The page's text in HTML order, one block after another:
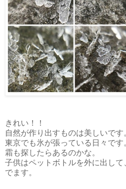
きれい！！
自然が作り出すものは美しいです
東京でも氷が張っている日々です
霜も探したらあるのかな。
子供はペットボトルを外に出し
でます。